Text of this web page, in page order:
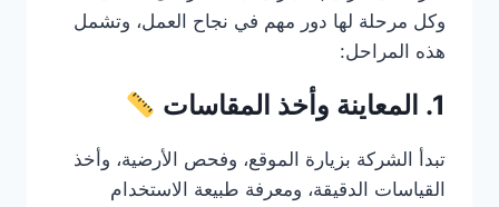
وكل مرحلة لها دور مهم في نجاح العمل، وتشمل
هذه المراحل:
1. المعاينة وأخذ المقاسات
تبدأ الشركة بزيارة الموقع، وفحص الأرضية، وأخذ
القياسات الدقيقة، ومعرفة طبيعة الاستخدام